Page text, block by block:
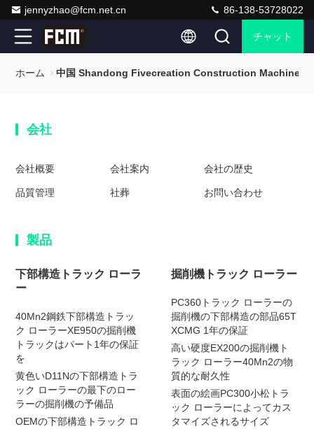
jennyzhao@fcm.net.cn 86-138-53728022
チャット
ホーム 中国 Shandong Fivecreation Construction
会社
会社概要 会社案内 会社の歴史
品質管理 社葬 お問い合わせ
製品
下部構造トラック ローラ
ー
40Mn2鋼鉄下部構造トラッ
ク ローラーXE950の掘削機
トラックはパート1年の保証
を
黄色いD11Nの下部構造トラ
ック ローラーの最下のロー
ラーの掘削機の予備品
OEMの下部構造トラック ロ
掘削機トラック ローラー
PC360トラック ローラーの
掘削機の下部構造の部品65T
XCMG 1年の保証
高い硬度EX200の掘削機ト
ラック ローラー40Mn2の物
質的な耐久性
表面の絵画PC300小松トラ
ック ローラーによってカス
タマイズされるサイズ